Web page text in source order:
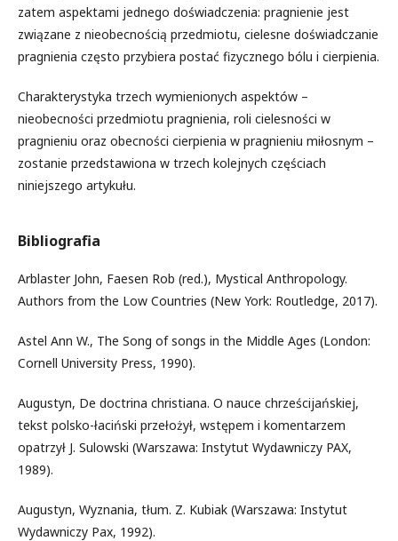
zatem aspektami jednego doświadczenia: pragnienie jest
związane z nieobecnością przedmiotu, cielesne doświadczanie
pragnienia często przybiera postać fizycznego bólu i cierpienia.
Charakterystyka trzech wymienionych aspektów –
nieobecności przedmiotu pragnienia, roli cielesności w
pragnieniu oraz obecności cierpienia w pragnieniu miłosnym –
zostanie przedstawiona w trzech kolejnych częściach
niniejszego artykułu.
Bibliografia
Arblaster John, Faesen Rob (red.), Mystical Anthropology.
Authors from the Low Countries (New York: Routledge, 2017).
Astel Ann W., The Song of songs in the Middle Ages (London:
Cornell University Press, 1990).
Augustyn, De doctrina christiana. O nauce chrześcijańskiej,
tekst polsko-łaciński przełożył, wstępem i komentarzem
opatrzył J. Sulowski (Warszawa: Instytut Wydawniczy PAX,
1989).
Augustyn, Wyznania, tłum. Z. Kubiak (Warszawa: Instytut
Wydawniczy Pax, 1992).